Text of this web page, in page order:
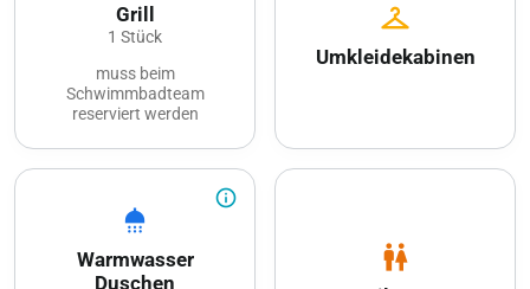
Grill
1 Stück
muss beim
Schwimmbadteam
reserviert werden
checkroom
Umkleidekabinen
info_outline
shower
Warmwasser
Duschen
wc